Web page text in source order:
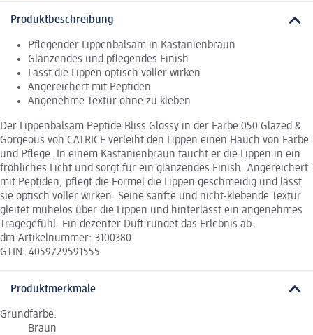
Produktbeschreibung
Pflegender Lippenbalsam in Kastanienbraun
Glänzendes und pflegendes Finish
Lässt die Lippen optisch voller wirken
Angereichert mit Peptiden
Angenehme Textur ohne zu kleben
Der Lippenbalsam Peptide Bliss Glossy in der Farbe 050 Glazed &
Gorgeous von CATRICE verleiht den Lippen einen Hauch von Farbe
und Pflege. In einem Kastanienbraun taucht er die Lippen in ein
fröhliches Licht und sorgt für ein glänzendes Finish. Angereichert
mit Peptiden, pflegt die Formel die Lippen geschmeidig und lässt
sie optisch voller wirken. Seine sanfte und nicht-klebende Textur
gleitet mühelos über die Lippen und hinterlässt ein angenehmes
Tragegefühl. Ein dezenter Duft rundet das Erlebnis ab.
dm-Artikelnummer: 3100380
GTIN: 4059729591555
Produktmerkmale
Grundfarbe:
Braun